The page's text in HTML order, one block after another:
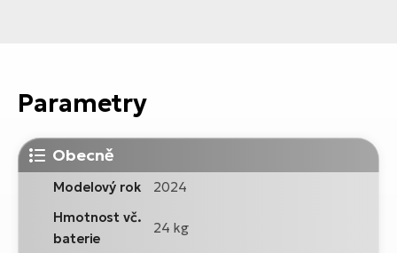
Parametry
Obecně
Modelový rok
2024
Hmotnost vč.
baterie
24 kg